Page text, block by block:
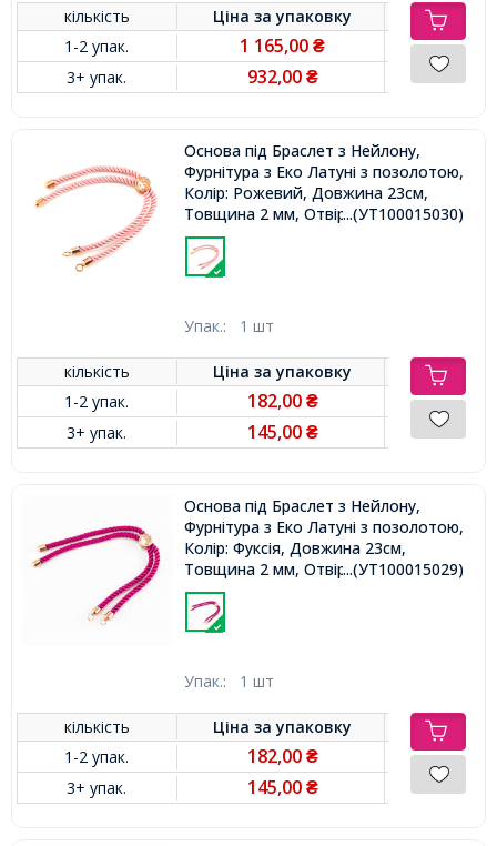
кількість Ціна заупаковку
1-2 упак.
1 165,00₴
3+ упак. 932,00 ₴
Основа під Браслет з Нейлону,
Фурнітура з Еко Латуні з позолотою,
Колір: Рожевий, Довжина 23см,
Товщина 2 мм, Отвір 2мм,...(УТ100015030)
Упак.: 1 шт
кількість Ціна заупаковку
1-2 упак.
182,00 ₴
3+ упак. 145,00 ₴
Основа під Браслет з Нейлону,
Фурнітура з Еко Латуні з позолотою,
Колір: Фуксія, Довжина 23см,
Товщина 2 мм, Отвір 2мм,...(УТ100015029)
Упак.: 1 шт
кількість Ціна заупаковку
1-2 упак.
182,00 ₴
3+ упак. 145,00 ₴